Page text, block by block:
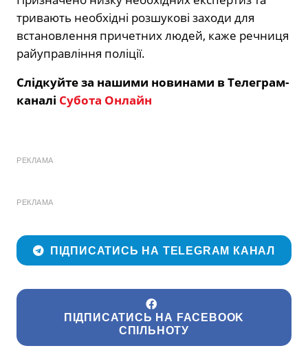
тривають необхідні розшукові заходи для
встановлення причетних людей, каже речниця
райуправління поліції.
Слідкуйте за нашими новинами в Телеграм-
каналі Субота Онлайн
РЕКЛАМА
РЕКЛАМА
ПІДПИСАТИСЬ НА TELEGRAM КАНАЛ
ПІДПИСАТИСЬ НА FACEBOOK
СПІЛЬНОТУ